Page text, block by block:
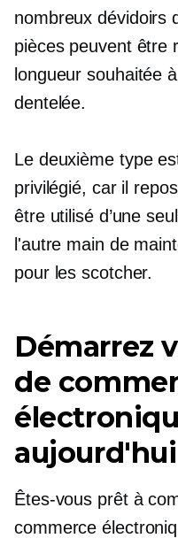
nombreux dévidoirs
pièces peuvent être
longueur souhaitée
dentelée.
Le deuxième type
privilégié, car il
être utilisé d’une
l'autre main de
pour les scotcher.
Démarrez
de
aujourd'hui
Êtes-vous prêt à
commerce